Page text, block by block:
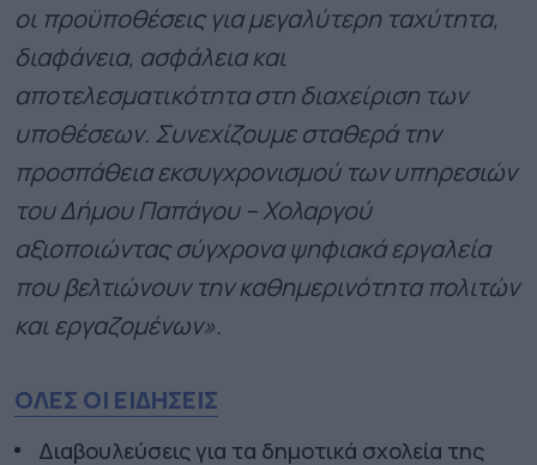
οι προϋποθέσεις για μεγαλύτερη ταχύτητα,
διαφάνεια, ασφάλεια και
αποτελεσματικότητα στη διαχείριση των
υποθέσεων. Συνεχίζουμε σταθερά την
προσπάθεια εκσυγχρονισμού των υπηρεσιών
του Δήμου Παπάγου – Χολαργού
αξιοποιώντας σύγχρονα ψηφιακά εργαλεία
που βελτιώνουν την καθημερινότητα πολιτών
και εργαζομένων».
ΟΛΕΣ ΟΙ ΕΙΔΗΣΕΙΣ
Διαβουλεύσεις για τα δημοτικά σχολεία της